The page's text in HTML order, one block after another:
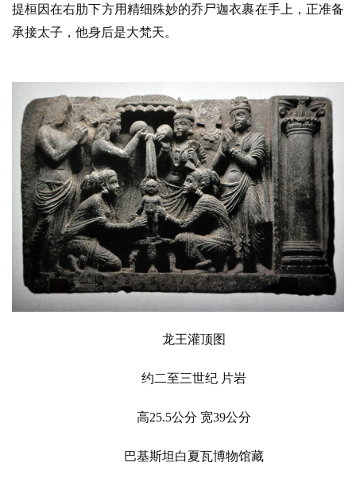
提桓因在右肋下方用精细殊妙的乔尸迦衣裹在手上，正准备
承接太子，他身后是大梵天。
龙王灌顶图
约二至三世纪 片岩
高25.5公分 宽39公分
巴基斯坦白夏瓦博物馆藏